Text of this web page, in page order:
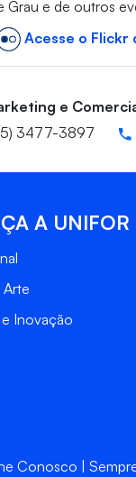
e de outros
Acesse o Flickr
e
3477-3897
A UNIFOR
Inovação
Conosco